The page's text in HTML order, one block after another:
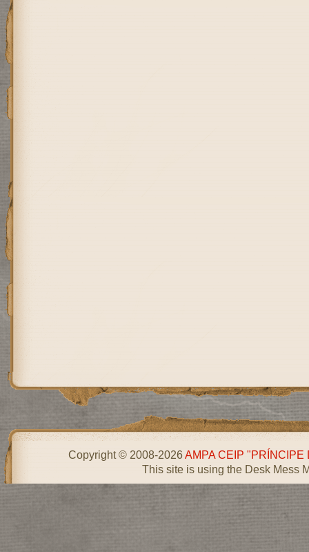
Copyright © 2008-2026AMPA CEIP "PRÍNCIPE
This site is using the Desk Mess